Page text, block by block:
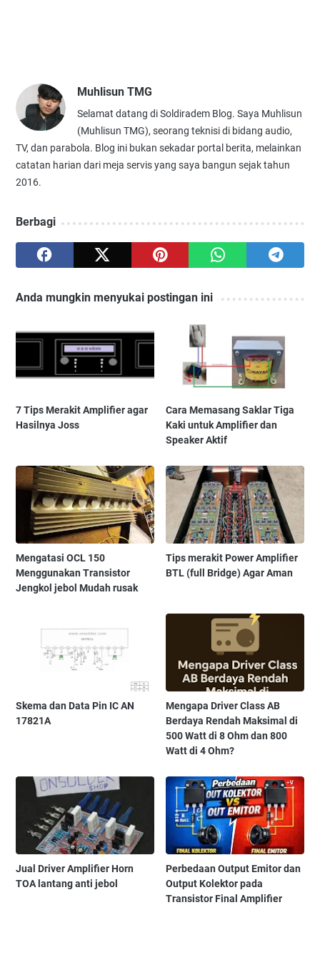
Muhlisun TMG
Selamat datang di Soldiradem Blog. Saya Muhlisun
(Muhlisun TMG), seorang teknisi di bidang audio,
TV, dan parabola. Blog ini bukan sekadar portal berita, melainkan
catatan harian dari meja servis yang saya bangun sejak tahun
2016.
Berbagi
Anda mungkin menyukai postingan ini
7 Tips Merakit Amplifier agar
Hasilnya Joss
Cara Memasang Saklar Tiga
Kaki untuk Amplifier dan
Speaker Aktif
Mengatasi OCL 150
Menggunakan Transistor
Jengkol jebol Mudah rusak
Tips merakit Power Amplifier
BTL (full Bridge) Agar Aman
Skema dan Data Pin IC AN
17821A
Mengapa Driver Class AB
Berdaya Rendah Maksimal di
500 Watt di 8 Ohm dan 800
Watt di 4 Ohm?
Jual Driver Amplifier Horn
TOA lantang anti jebol
Perbedaan Output Emitor dan
Output Kolektor pada
Transistor Final Amplifier